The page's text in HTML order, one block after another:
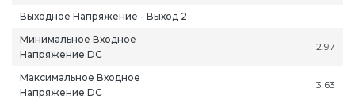
Выходное Напряжение - Выход 2
-
Минимальное Входное
Напряжение DC
2.97
Максимальное Входное
Напряжение DC
3.63